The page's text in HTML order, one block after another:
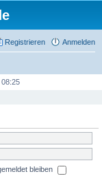
Anmelden
Registrieren
bleiben